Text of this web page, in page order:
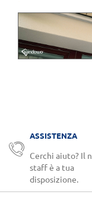
ASSISTENZA
Cerchi aiuto? Il
staff è a tua
disposizione.